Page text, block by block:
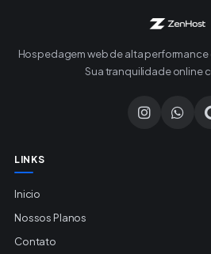
Hospedagem web de alta
Sua tranquilidade online
LINKS
Inicio
Nossos Planos
Contato